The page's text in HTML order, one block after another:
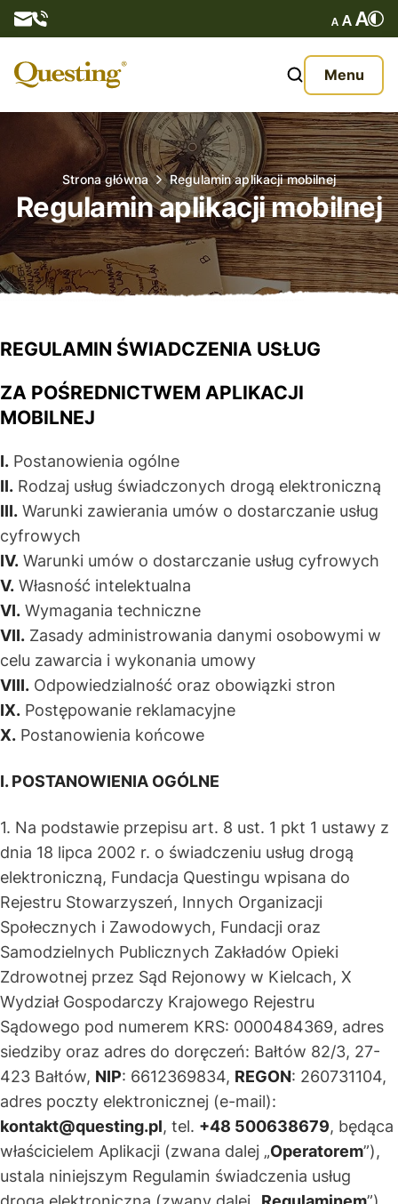
Menu
O nas
Oferta
Aktualności
Kontakt
Strona główna Regulamin aplikacji mobilnej
Regulamin aplikacji mobilnej
REGULAMIN ŚWIADCZENIA USŁUG
ZA POŚREDNICTWEM APLIKACJI
MOBILNEJ
I. Postanowienia ogólne
II. Rodzaj usług świadczonych drogą elektroniczną
III. Warunki zawierania umów o dostarczanie usług
cyfrowych
IV. Warunki umów o dostarczanie usług cyfrowych
V. Własność intelektualna
VI. Wymagania techniczne
VII. Zasady administrowania danymi osobowymi w
celu zawarcia i wykonania umowy
VIII. Odpowiedzialność oraz obowiązki stron
IX. Postępowanie reklamacyjne
X. Postanowienia końcowe
I. POSTANOWIENIA OGÓLNE
1. Na podstawie przepisu art. 8 ust. 1 pkt 1 ustawy z
dnia 18 lipca 2002 r. o świadczeniu usług drogą
elektroniczną, Fundacja Questingu wpisana do
Rejestru Stowarzyszeń, Innych Organizacji
Społecznych i Zawodowych, Fundacji oraz
Samodzielnych Publicznych Zakładów Opieki
Zdrowotnej przez Sąd Rejonowy w Kielcach, X
Wydział Gospodarczy Krajowego Rejestru
Sądowego pod numerem KRS: 0000484369, adres
siedziby oraz adres do doręczeń: Bałtów 82/3, 27-
423 Bałtów, NIP: 6612369834, REGON: 260731104,
adres poczty elektronicznej (e-mail):
kontakt@questing.pl, tel. +48 500638679, będąca
właścicielem Aplikacji (zwana dalej „Operatorem”),
ustala niniejszym Regulamin świadczenia usług